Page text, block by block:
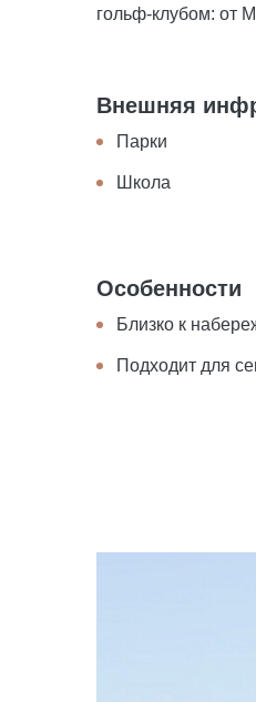
гольф-клубом: от
Внешняя
Парки
Школа
Особенности
Близко к
Подходит для